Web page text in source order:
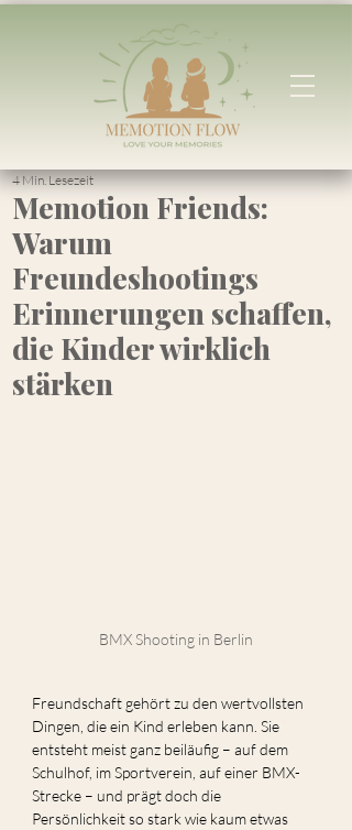
Memotion Friends:
Warum
Freundeshootings
Erinnerungen schaffen,
die Kinder wirklich
stärken
4 Min. Lesezeit
BMX Shooting in Berlin
Freundschaft gehört zu den wertvollsten
Dingen, die ein Kind erleben kann. Sie
entsteht meist ganz beiläufig – auf dem
Schulhof, im Sportverein, auf einer BMX-
Strecke – und prägt doch die
Persönlichkeit so stark wie kaum etwas